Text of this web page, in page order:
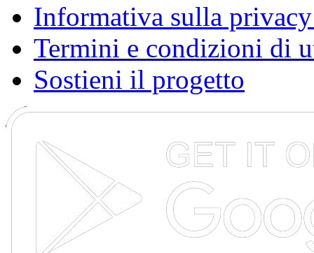
Informativa sulla
Termini e condizioni di
Sostieni il progetto